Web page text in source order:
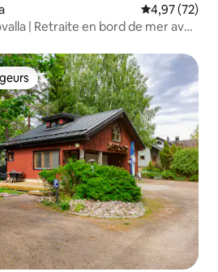
Évaluation
4,97 (72)
| Retraite en bord de mer avec
les plus appréciés